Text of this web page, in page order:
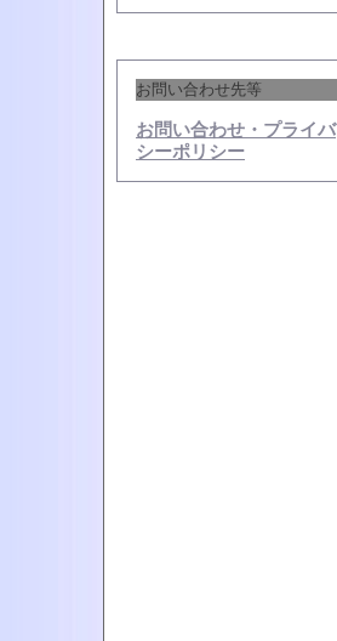
お問い合わせ先等
お問い合わせ・プライバ
シーポリシー